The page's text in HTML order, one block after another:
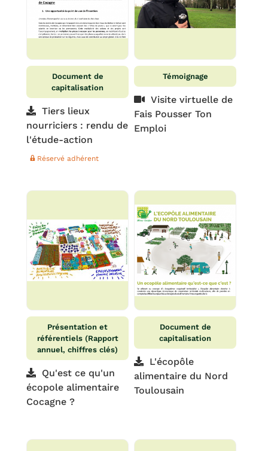
Document de
capitalisation
Tiers lieux
nourriciers : rendu de
l'étude-action
Réservé adhérent
Témoignage
Visite virtuelle de
Fais Pousser Ton
Emploi
Présentation et
référentiels (Rapport
annuel, chiffres clés)
Qu'est ce qu'un
écopole alimentaire
Cocagne ?
Document de
capitalisation
L'écopôle
alimentaire du Nord
Toulousain